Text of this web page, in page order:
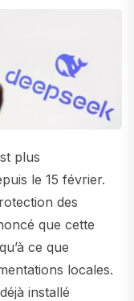
plus
le 15 février.
des
que cette
ce que
locales.
installé